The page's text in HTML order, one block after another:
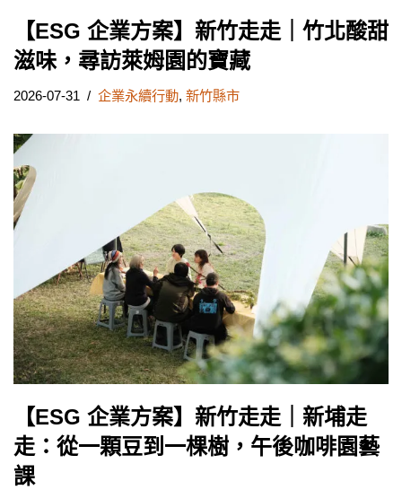
【ESG 企業方案】新竹走走｜竹北酸甜
滋味，尋訪萊姆園的寶藏
2026-07-31 企業永續行動, 新竹縣市
【ESG 企業方案】新竹走走｜新埔走
走：從一顆豆到一棵樹，午後咖啡園藝
課